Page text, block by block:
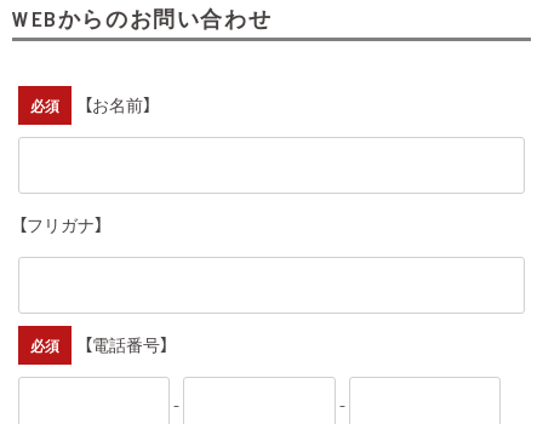
WEBからのお問い合わせ
必須 【お名前】
【フリガナ】
必須 【電話番号】
- -